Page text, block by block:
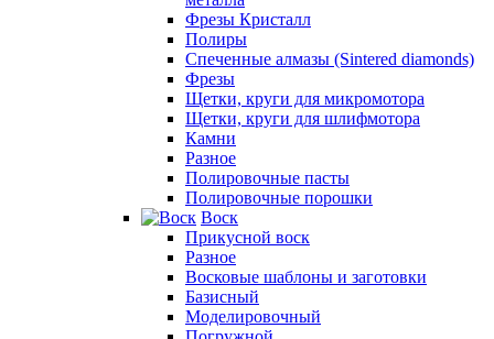
Фрезы Кристалл
Полиры
Спеченные алмазы (Sintered diamonds)
Фрезы
Щетки, круги для микромотора
Щетки, круги для шлифмотора
Камни
Разное
Полировочные пасты
Полировочные порошки
Воск
Прикусной воск
Разное
Восковые шаблоны и заготовки
Базисный
Моделировочный